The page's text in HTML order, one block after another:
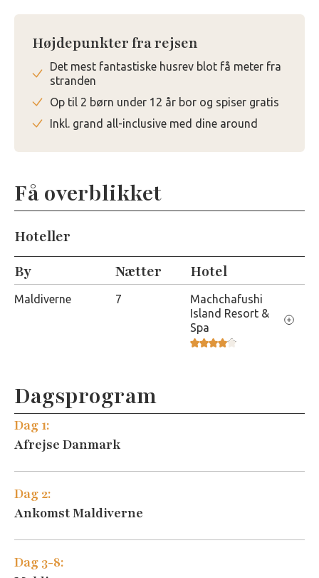
Højdepunkter fra rejsen
Det mest fantastiske husrev blot få meter fra
stranden
Op til 2 børn under 12 år bor og spiser gratis
Inkl. grand all-inclusive med dine around
Få overblikket
Hoteller
By
Nætter Hotel
Maldiverne 7
Machchafushi
Island Resort &
Spa
Dagsprogram
Dag 1:
Afrejse Danmark
Dag 2:
Ankomst Maldiverne
Dag 3-8: